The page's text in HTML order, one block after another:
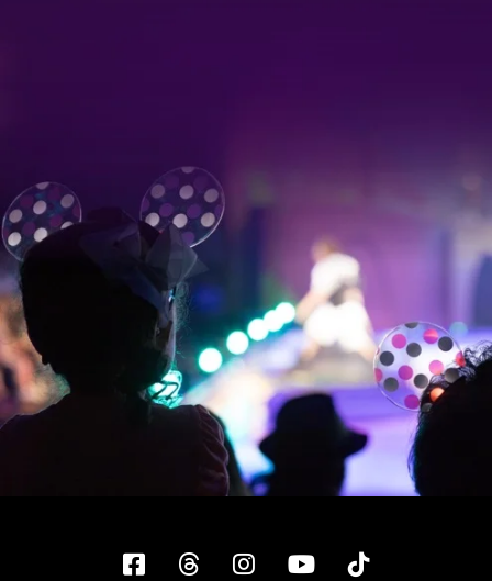
Facebook
ThreadsInstagram
YouTubeTiktok